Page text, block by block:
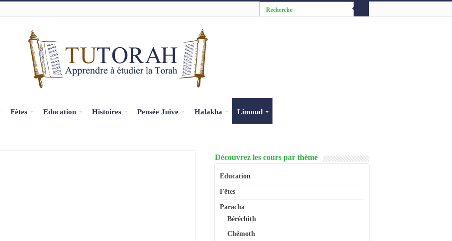
Fêtes Education Histoires Pensée Juive Halakha Limoud
Découvrez les cours par thème
Education
Fêtes
Paracha
Béréchith
Chémoth